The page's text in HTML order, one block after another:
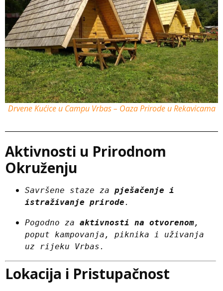
Drvene Kućice u Campu Vrbas – Oaza Prirode u Rekavicama
Aktivnosti u Prirodnom
Okruženju
Savršene staze za pješačenje i
istraživanje prirode.
Pogodno za aktivnosti na otvorenom,
poput kampovanja, piknika i uživanja
uz rijeku Vrbas.
Lokacija i Pristupačnost